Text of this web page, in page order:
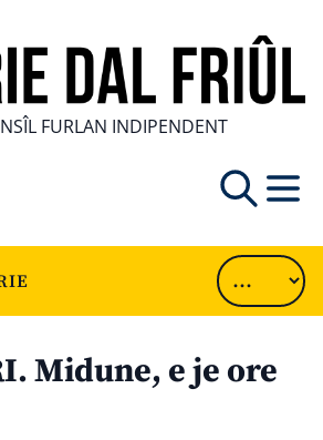
FURLAN INDIPENDENT
Midune, e je ore